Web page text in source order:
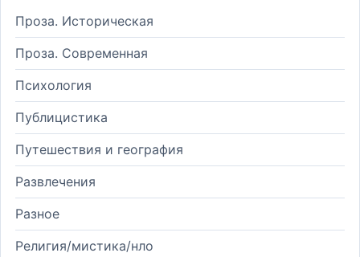
Проза. Историческая
Проза. Современная
Психология
Публицистика
Путешествия и география
Развлечения
Разное
Религия/мистика/нло